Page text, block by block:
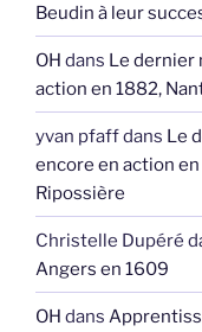
Beudin à leur
OH dans Le dernier
action en 1882,
yvan pfaffdans Le
encore en action
Ripossière
Christelle Dupéré
Angers en 1609
OH dans